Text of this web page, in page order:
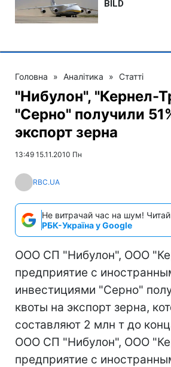
Головна » Аналітика » Статті
"Нибулон", "Кернел-
"Серно" получили
экспорт зерна
13:49 15.11.2010 Пн
RBC.UA
Не витрачай час на шум! Читай
РБК-Україна у Google
ООО СП "Нибулон", ООО
предприятие с
инвестициями "Серно"
квоты на экспорт зерна,
составляют 2 млн т до
ООО СП "Нибулон", ООО
предприятие с